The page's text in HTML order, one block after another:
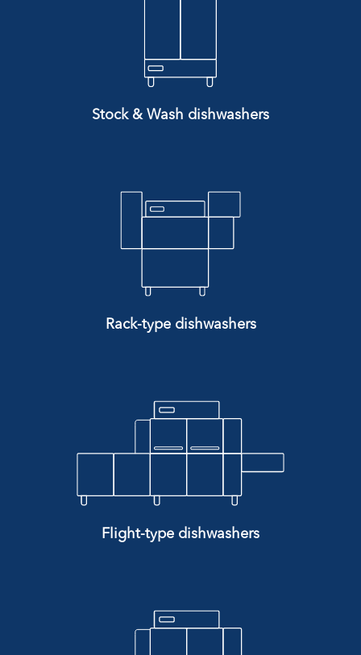
Stock & Wash dishwashers
Rack-type dishwashers
Flight-type dishwashers